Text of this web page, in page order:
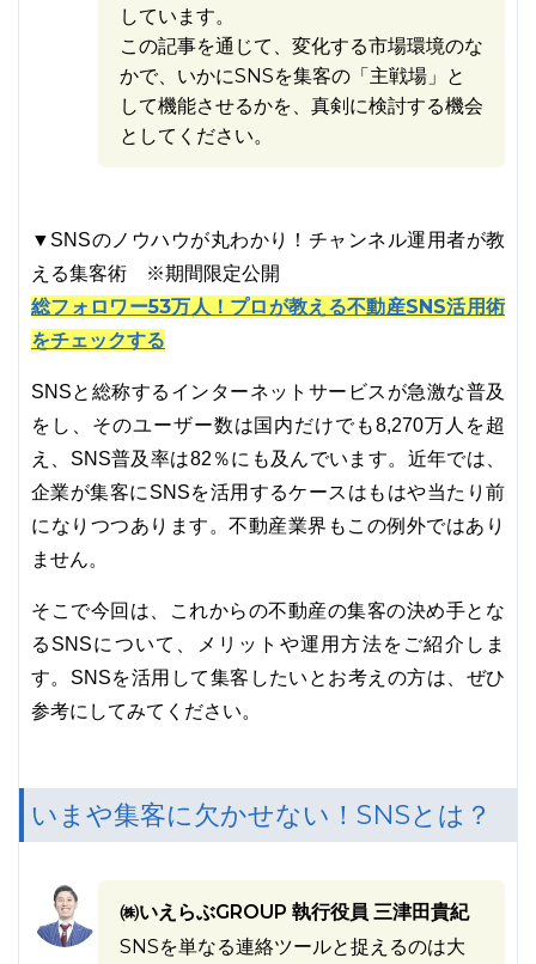
しています。
この記事を通じて、変化する市場環境のな
かで、いかにSNSを集客の「主戦場」と
して機能させるかを、真剣に検討する機会
としてください。
▼SNSのノウハウが丸わかり！チャンネル運用者が教
える集客術 ※期間限定公開
総フォロワー53万人！プロが教える不動産SNS活用術
をチェックする
SNSと総称するインターネットサービスが急激な普及
をし、そのユーザー数は国内だけでも8,270万人を超
え、SNS普及率は82％にも及んでいます。近年では、
企業が集客にSNSを活用するケースはもはや当たり前
になりつつあります。不動産業界もこの例外ではあり
ません。
そこで今回は、これからの不動産の集客の決め手とな
るSNSについて、メリットや運用方法をご紹介しま
す。SNSを活用して集客したいとお考えの方は、ぜひ
参考にしてみてください。
いまや集客に欠かせない！SNSとは？
㈱いえらぶGROUP 執行役員 三津田貴紀
SNSを単なる連絡ツールと捉えるのは大